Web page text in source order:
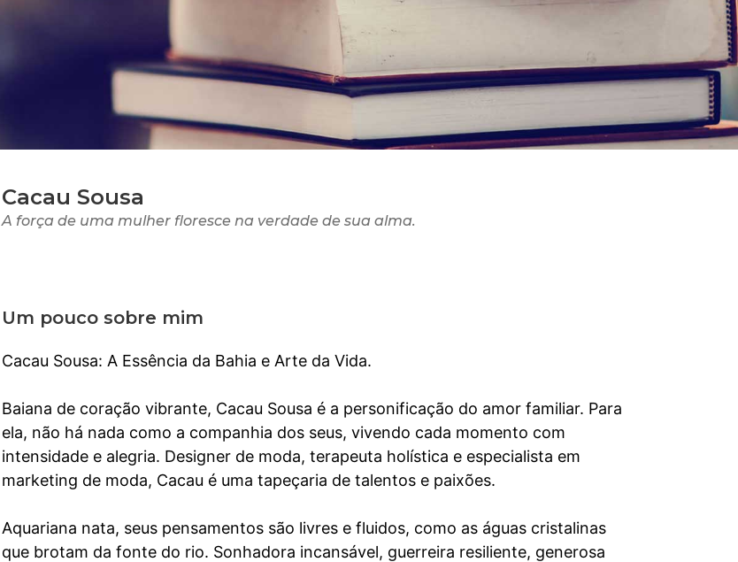
Cacau Sousa
A força de uma mulher floresce na verdade de sua alma.
Um pouco sobre mim
Cacau Sousa: A Essência da Bahia e Arte da Vida.
Baiana de coração vibrante, Cacau Sousa é a personificação do amor familiar. Para
ela, não há nada como a companhia dos seus, vivendo cada momento com
intensidade e alegria. Designer de moda, terapeuta holística e especialista em
marketing de moda, Cacau é uma tapeçaria de talentos e paixões.
Aquariana nata, seus pensamentos são livres e fluidos, como as águas cristalinas
que brotam da fonte do rio. Sonhadora incansável, guerreira resiliente, generosa